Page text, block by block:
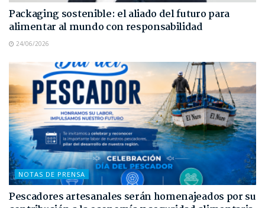
Packaging sostenible: el aliado del futuro para
alimentar al mundo con responsabilidad
24/06/2026
NOTAS DE PRENSA
Pescadores artesanales serán homenajeados por su